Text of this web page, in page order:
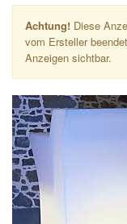
Achtung! Diese
vom Ersteller
Anzeigen sichtbar.